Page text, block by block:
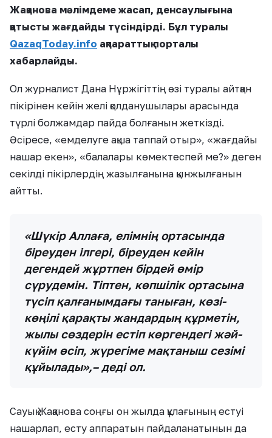
Жақанова мәлімдеме жасап, денсаулығына
қатысты жағдайды түсіндірді. Бұл туралы
QazaqToday.info ақпараттық порталы
хабарлайды.
Ол журналист Дана Нұржігіттің өзі туралы айтқан
пікірінен кейін желі қолданушылары арасында
түрлі болжамдар пайда болғанын жеткізді.
Әсіресе, «емделуге ақша таппай отыр», «жағдайы
нашар екен», «балалары көмектеспей ме?» деген
секілді пікірлердің жазылғанына қынжылғанын
айтты.
«Шүкір Аллаға, елімнің ортасында
біреуден ілгері, біреуден кейін
дегендей жұртпен бірдей өмір
сүрудемін. Тіптен, көпшілік ортасына
түсіп қалғанымдағы таныған, көзі-
көңілі қарақты жандардың құрметін,
жылы сөздерін естіп көргендегі жәй-
күйім өсіп, жүрегіме мақтаныш сезімі
құйылады»,– деді ол.
Сауық Жақанова соңғы он жылда құлағының естуі
нашарлап, есту аппаратын пайдаланатынын да